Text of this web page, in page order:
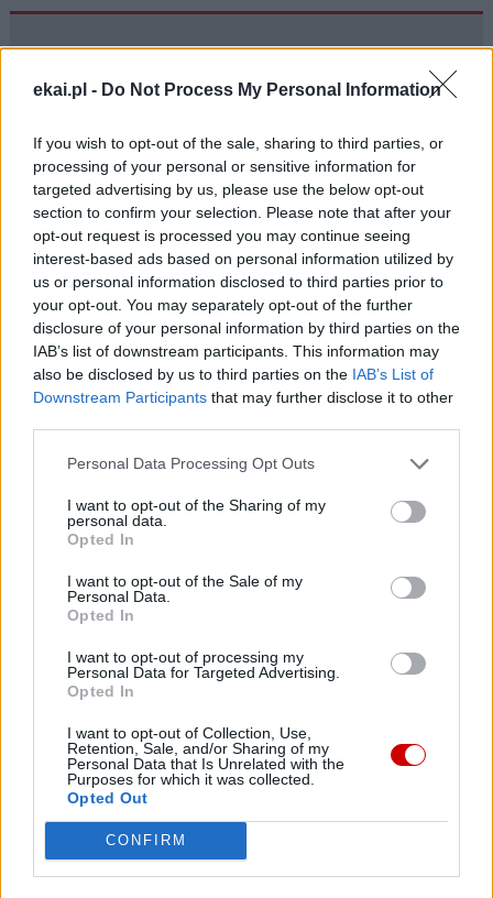
ekai.pl - Do Not Process My Personal Information
If you wish to opt-out of the sale, sharing to third parties, or
processing of your personal or sensitive information for
targeted advertising by us, please use the below opt-out
section to confirm your selection. Please note that after your
opt-out request is processed you may continue seeing
interest-based ads based on personal information utilized by
us or personal information disclosed to third parties prior to
your opt-out. You may separately opt-out of the further
disclosure of your personal information by third parties on the
IAB’s list of downstream participants. This information may
also be disclosed by us to third parties on the IAB’s List of
Downstream Participants that may further disclose it to other
Personal Data Processing Opt Outs
I want to opt-out of the Sharing of my
personal data.
Opted In
I want to opt-out of the Sale of my
Personal Data.
Opted In
I want to opt-out of processing my
Personal Data for Targeted Advertising.
Opted In
I want to opt-out of Collection, Use,
Retention, Sale, and/or Sharing of my
Personal Data that Is Unrelated with the
Purposes for which it was collected.
Opted Out
CONFIRM
cieszymy się, że odwiedzasz nasz portal. Jesteśmy
Każdego dnia publikujemy najważniejsze
informacje z życia Kościoła w Polsce i na świecie.
Jednak bez Twojej pomocy sprostanie temu
zadaniu będzie coraz trudniejsze.
Dlatego prosimy Cię owsparcie portalu eKAI.pl za
pośrednictwem serwisu Patronite.
Dzięki Tobie będziemy mogli realizować naszą
misję. Więcej informacji znajdziesztutaj.
Facebook
TwitterMessengerWhatsApp
Wersja do druku
HEROICZNOŚĆ CNÓT KARD. PIETRO PAROLIN
Najnowsze